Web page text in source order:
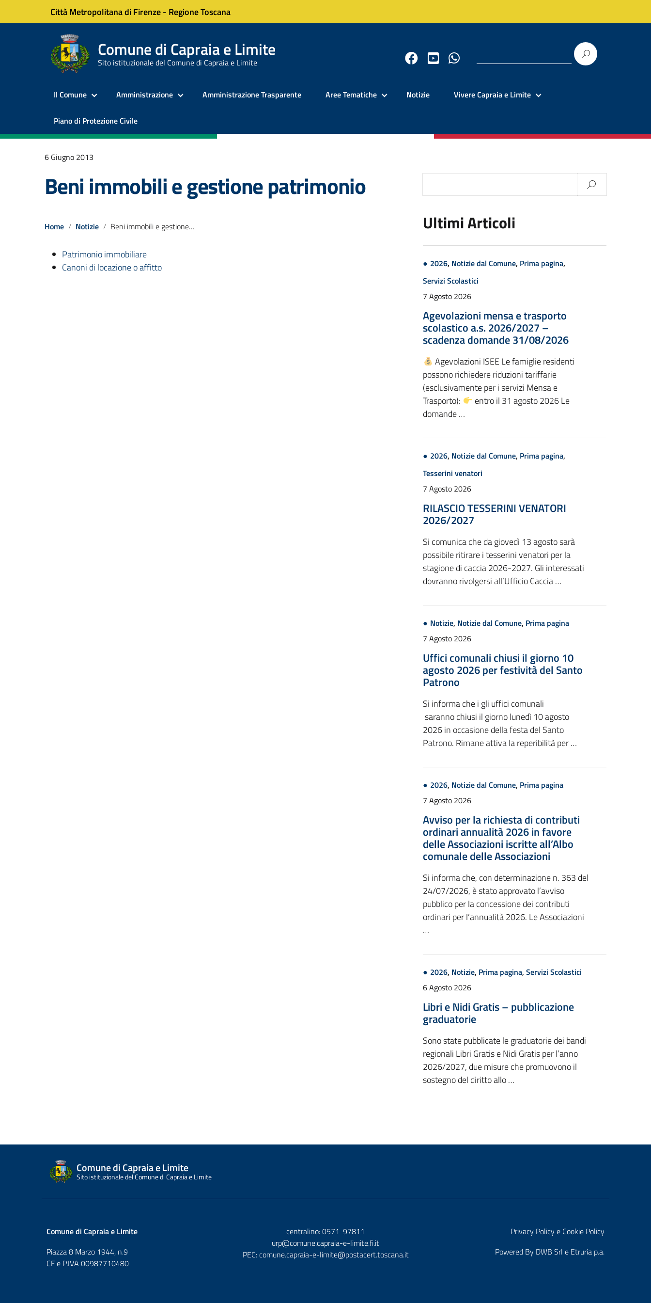
Città Metropolitana di Firenze- Regione Toscana
Comune di Capraia e Limite
Sito istituzionale del Comune di Capraia e Limite
Il Comune Amministrazione Amministrazione Trasparente Aree Tematiche Notizie Vivere Capraia e Limite
Piano di Protezione Civile
6 Giugno 2013
Beni immobili e gestione patrimonio
Home Notizie Beni immobili e gestione patrimonio
Patrimonio immobiliare
Canoni di locazione o affitto
Ultimi Articoli
2026, Notizie dal Comune, Prima pagina,
Servizi Scolastici
7 Agosto 2026
Agevolazioni mensa e trasporto
scolastico a.s. 2026/2027 –
scadenza domande 31/08/2026
Agevolazioni ISEE Le famiglie residenti
possono richiedere riduzioni tariffarie
(esclusivamente per i servizi Mensa e
Trasporto):
entro il 31 agosto 2026 Le
domande …
2026, Notizie dal Comune, Prima pagina,
Tesserini venatori
7 Agosto 2026
RILASCIO TESSERINI VENATORI
2026/2027
Si comunica che da giovedì 13 agosto sarà
possibile ritirare i tesserini venatori per la
stagione di caccia 2026-2027. Gli interessati
dovranno rivolgersi all’Ufficio Caccia …
Notizie, Notizie dal Comune, Prima pagina
7 Agosto 2026
Uffici comunali chiusi il giorno 10
agosto 2026 per festività del Santo
Patrono
Si informa che i gli uffici comunali
saranno chiusi il giorno lunedì 10 agosto
2026 in occasione della festa del Santo
Patrono. Rimane attiva la reperibilità per …
2026, Notizie dal Comune, Prima pagina
7 Agosto 2026
Avviso per la richiesta di contributi
ordinari annualità 2026 in favore
delle Associazioni iscritte all’Albo
comunale delle Associazioni
Si informa che, con determinazione n. 363 del
24/07/2026, è stato approvato l’avviso
pubblico per la concessione dei contributi
ordinari per l’annualità 2026. Le Associazioni
…
2026, Notizie, Prima pagina,Servizi Scolastici
6 Agosto 2026
Libri e Nidi Gratis – pubblicazione
graduatorie
Sono state pubblicate le graduatorie dei bandi
regionali Libri Gratis e Nidi Gratis per l’anno
2026/2027, due misure che promuovono il
sostegno del diritto allo …
Comune di Capraia e Limite
Sito istituzionale del Comune di Capraia e Limite
Comune di Capraia e Limite
Piazza 8 Marzo 1944, n.9
CF e P.IVA 00987710480
centralino: 0571-97811
urp@comune.capraia-e-limite.fi.it
PEC:comune.capraia-e-limite@postacert.toscana.it
Privacy Policy e Cookie Policy
Powered By DWB Srl e Etruria p.a.